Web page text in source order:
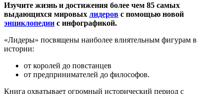
Изучите жизнь и достижения более чем 85 самых
выдающихся мировых лидеров с помощью новой
энциклопедии с инфографикой.
«Лидеры» посвящены наиболее влиятельным фигурам в
истории:
от королей до повстанцев
от предпринимателей до философов.
Книга охватывает огромный исторический период с